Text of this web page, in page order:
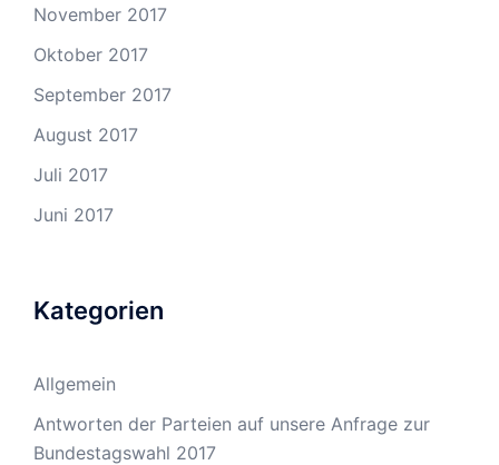
November 2017
Oktober 2017
September 2017
August 2017
Juli 2017
Juni 2017
Kategorien
Allgemein
Antworten der Parteien auf unsere Anfrage zur
Bundestagswahl 2017